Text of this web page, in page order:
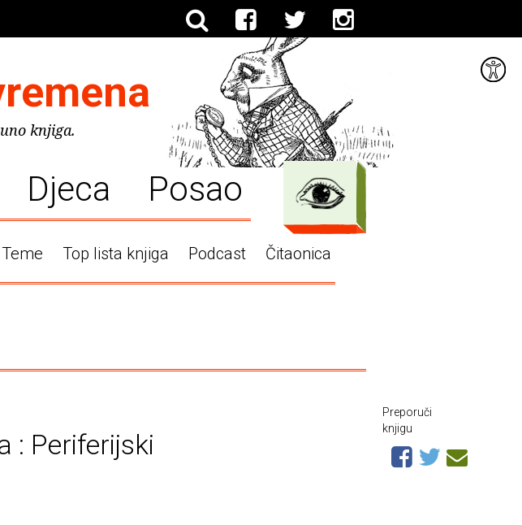
knjiga.
Djeca Posao
Teme Top lista knjiga Podcast Čitaonica
: Periferijski
Preporuči
knjigu